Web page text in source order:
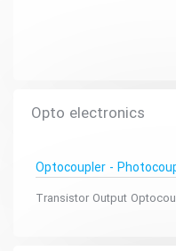
Opto electronics
Optocoupler -
Transistor Output